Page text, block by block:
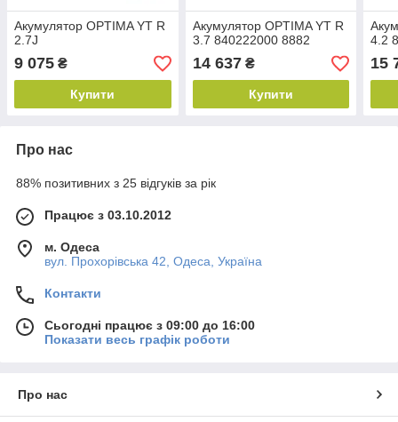
Акумулятор OPTIMA YT R
2.7J
9 075 ₴
Купити
Акумулятор OPTIMA YT R
3.7 840222000 8882
14 637₴
Купити
4.2
15
Про нас
88% позитивних з 25 відгуків за рік
Працює з 03.10.2012
м. Одеса
вул. Прохорівська 42, Одеса, Україна
Контакти
Сьогодні працює з 09:00 до 16:00
Показати весь графік роботи
Про нас